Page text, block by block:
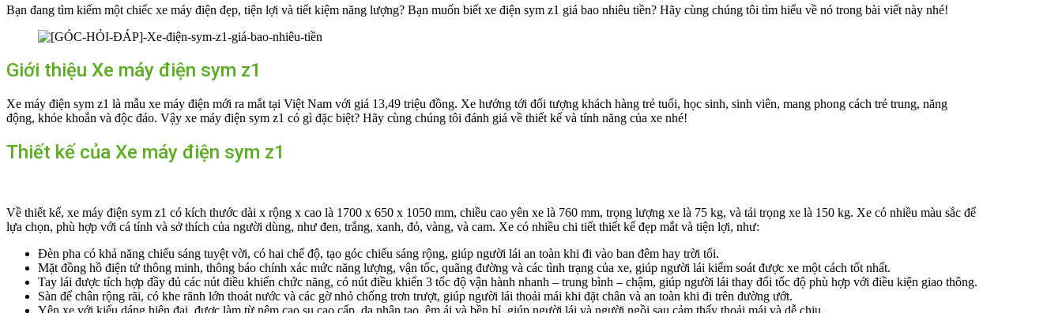
Bạn đang tìm kiếm một chiếc xe máy điện đẹp, tiện lợi và tiết kiệm năng lượng? Bạn muốn biết xe điện sym z1 giá bao nhiêu tiền? Hãy cùng chúng tôi tìm hiểu về nó trong bài viết này nhé!
Giới thiệu Xe máy điện sym z1
Xe máy điện sym z1 là mẫu xe máy điện mới ra mắt tại Việt Nam với giá 13,49 triệu đồng. Xe hướng tới đối tượng khách hàng trẻ tuổi, học sinh, sinh viên, mang phong cách trẻ trung, năng
động, khỏe khoắn và độc đáo. Vậy xe máy điện sym z1 có gì đặc biệt? Hãy cùng chúng tôi đánh giá về thiết kế và tính năng của xe nhé!
Thiết kế của Xe máy điện sym z1
Về thiết kế, xe máy điện sym z1 có kích thước dài x rộng x cao là 1700 x 650 x 1050 mm, chiều cao yên xe là 760 mm, trọng lượng xe là 75 kg, và tải trọng xe là 150 kg. Xe có nhiều màu sắc để
lựa chọn, phù hợp với cá tính và sở thích của người dùng, như đen, trắng, xanh, đỏ, vàng, và cam. Xe có nhiều chi tiết thiết kế đẹp mắt và tiện lợi, như:
Đèn pha có khả năng chiếu sáng tuyệt vời, có hai chế độ, tạo góc chiếu sáng rộng, giúp người lái an toàn khi đi vào ban đêm hay trời tối.
Mặt đồng hồ điện tử thông minh, thông báo chính xác mức năng lượng, vận tốc, quãng đường và các tình trạng của xe, giúp người lái kiểm soát được xe một cách tốt nhất.
Tay lái được tích hợp đầy đủ các nút điều khiển chức năng, có nút điều khiển 3 tốc độ vận hành nhanh – trung bình – chậm, giúp người lái thay đổi tốc độ phù hợp với điều kiện giao thông.
Sàn để chân rộng rãi, có khe rãnh lớn thoát nước và các gờ nhỏ chống trơn trượt, giúp người lái thoải mái khi đặt chân và an toàn khi đi trên đường ướt.